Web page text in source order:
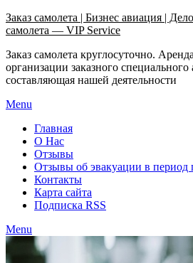
Заказ самолета | Бизнес авиация |
самолета — VIP Service
Заказ самолета круглосуточно.
организации заказного
составляющая нашей деятельности
Menu
Главная
О Нас
Отзывы
Отзывы об эвакуации в период
Контакты
Карта сайта
Подписка RSS
Menu